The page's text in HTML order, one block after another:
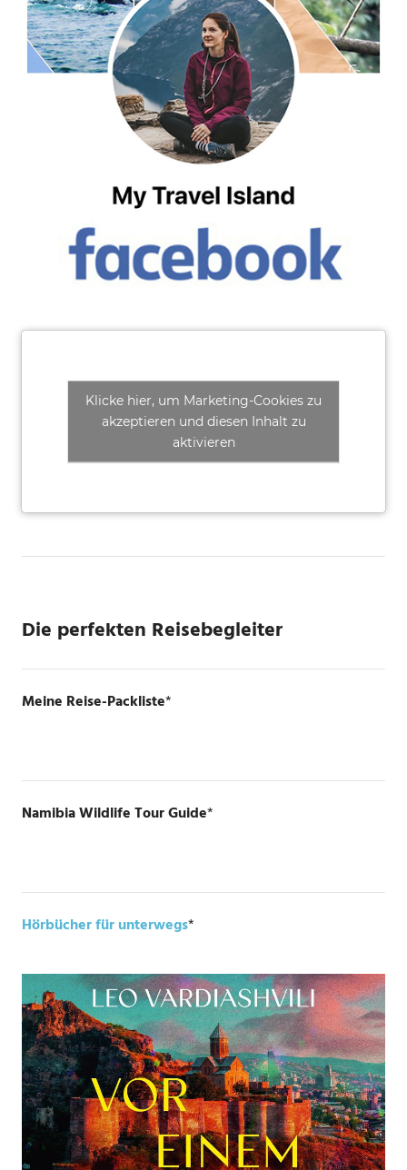
Klicke hier, um Marketing-Cookies zu
akzeptieren und diesen Inhalt zu
aktivieren
Die perfekten Reisebegleiter
Meine Reise-Packliste*
Namibia Wildlife Tour Guide*
Hörbücher für unterwegs*